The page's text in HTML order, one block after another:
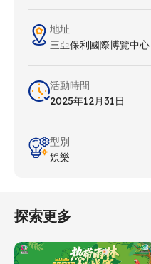
地址
三亞保利國際博覽中心
活動時間
2025年12月31日
型別
娛樂
探索更多